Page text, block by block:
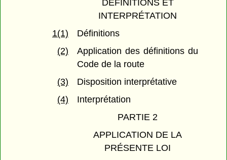
DÉFINITIONS ET
INTERPRÉTATION
1(1)
Définitions
(2)
Application des définitions du
Code de la route
(3)
Disposition interprétative
(4)
Interprétation
PARTIE 2
APPLICATION DE LA
PRÉSENTE LOI